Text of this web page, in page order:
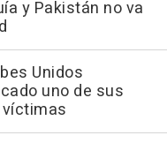
y Pakistán no va
Unidos
uno de sus